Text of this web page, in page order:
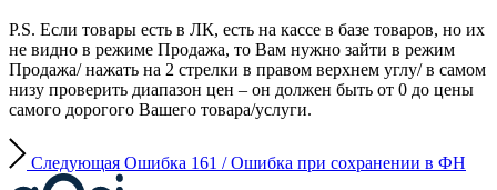
P.S. Если товары есть в ЛК, есть на кассе в базе товаров, но их
не видно в режиме Продажа, то Вам нужно зайти в режим
Продажа/ нажать на 2 стрелки в правом верхнем углу/ в самом
низу проверить диапазон цен – он должен быть от 0 до цены
самого дорогого Вашего товара/услуги.
Следующая Ошибка 161 / Ошибка при сохранении в ФН